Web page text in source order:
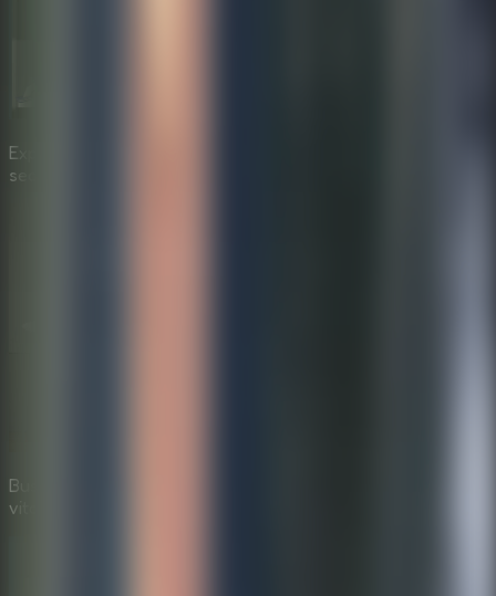
Explora habitaciones llenas de puzles para descubrir
secretos ocultos.
Busca objetos ocultos para encontrar llaves y códigos
vitales.